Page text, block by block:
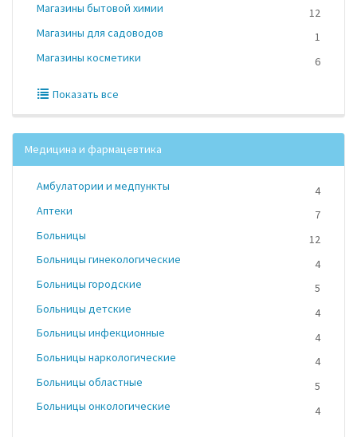
Магазины бытовой химии
12
Магазины для садоводов
1
Магазины косметики
6
Показать все
Медицина и фармацевтика
Амбулатории и медпункты
4
Аптеки
7
Больницы
12
Больницы гинекологические
4
Больницы городские
5
Больницы детские
4
Больницы инфекционные
4
Больницы наркологические
4
Больницы областные
5
Больницы онкологические
4